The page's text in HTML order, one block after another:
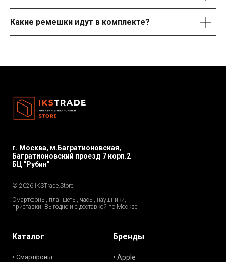
Какие ремешки идут в комплекте?
г. Москва, м.Багратионовская,
Багратионовский проезд 7 корп.2
БЦ "Рубин"
© 2026 IKSTrade.Store
Смартфоны, планшеты, часы, наушники,
приставки. Выгодно и с доставкой по Москве.
Каталог
• Смартфоны
Бренды
• Apple